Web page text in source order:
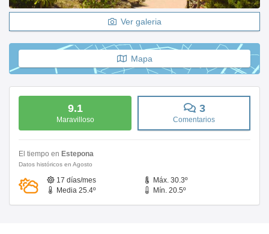
Ver galeria
Mapa
9.1
Maravilloso
3
Comentarios
El tiempo en Estepona
Datos históricos en Agosto
17 días/mes
Máx. 30.3º
Media 25.4º
Mín. 20.5º